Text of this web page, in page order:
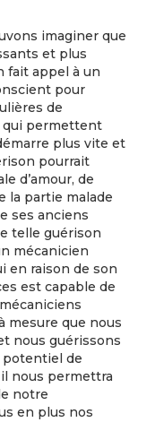
imaginer que
et plus
fait appel à un
pour
de
qui permettent
plus vite et
pourrait
d’amour, de
la partie malade
ses anciens
telle guérison
mécanicien
en raison de son
est capable de
mesure que nous
nous guérissons
de
nous permettra
notre
en plus nos